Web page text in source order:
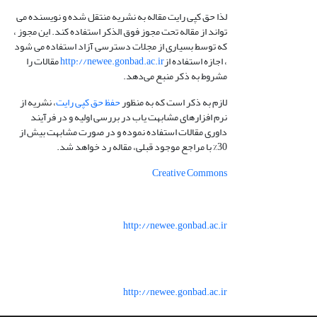
لذا حق کپی رایت مقاله به نشریه منتقل شده و نویسنده می
تواند از مقاله تحت مجوز فوق الذکر استفاده کند. این مجوز ،
که توسط بسیاری از مجلات دسترسی آزاد استفاده می شود
، اجازه استفاده ازhttp://newee.gonbad.ac.irمقالات را
مشروط به ذکر منبع می‌دهد.
لازم به ذکر است که به منظورحفظ حق کپی رایت، نشریه از
نرم افزارهای مشابهت یاب در بررسی اولیه و در فرآیند
داوری مقالات استفاده نموده و در صورت مشابهت بیش از
30% با مراجع موجود قبلی، مقاله رد خواهد شد.
Creative Commons
http://newee.gonbad.ac.ir
http://newee.gonbad.ac.ir